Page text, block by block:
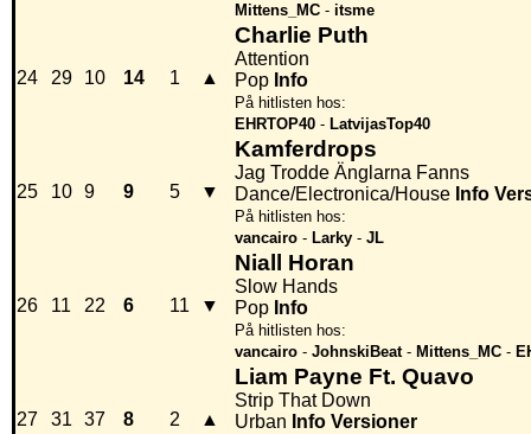
Mittens_MC - itsme
24 29 10 14 1 ▲
Charlie Puth
Attention
Pop Info
På hitlisten hos:
EHRTOP40 - LatvijasTop40
25 10 9 9 5 ▼
Kamferdrops
Jag Trodde Änglarna Fanns
Dance/Electronica/House Info
På hitlisten hos:
vancairo - Larky - JL
26 11 22 6 11 ▼
Niall Horan
Slow Hands
Pop Info
På hitlisten hos:
vancairo - JohnskiBeat- Mittens_MC -
27 31 37 8 2 ▲
Liam Payne Ft. Quavo
Strip That Down
Urban Info Versioner